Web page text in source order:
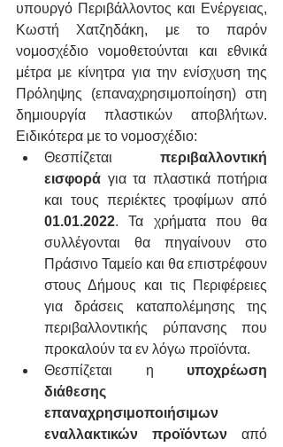
υπουργό Περιβάλλοντος και Ενέργειας,
Κωστή Χατζηδάκη, με το παρόν
νομοσχέδιο νομοθετούνται και εθνικά
μέτρα με κίνητρα για την ενίσχυση της
Πρόληψης (επαναχρησιμοποίηση) στη
δημιουργία πλαστικών αποβλήτων.
Ειδικότερα με το νομοσχέδιο:
Θεσπίζεται περιβαλλοντική
εισφορά για τα πλαστικά ποτήρια
01.01.2022. Τα χρήματα που θα
συλλέγονται θα πηγαίνουν στο
Πράσινο Ταμείο και θα επιστρέφουν
στους Δήμους και τις Περιφέρειες
για δράσεις καταπολέμησης της
περιβαλλοντικής ρύπανσης που
προκαλούν τα εν λόγω προϊόντα.
Θεσπίζεται η υποχρέωση
διάθεσης
επαναχρησιμοποιήσιμων
εναλλακτικών προϊόντων από